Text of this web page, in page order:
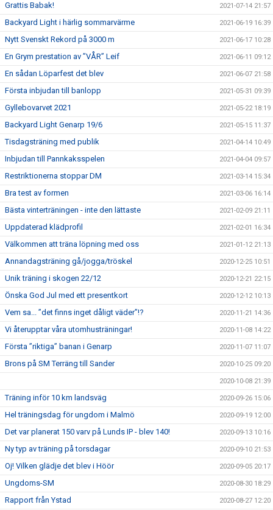
Grattis Babak! 2021-07-14 21:57
Backyard Light i härlig sommarvärme 2021-06-19 16:39
Nytt Svenskt Rekord på 3000 m 2021-06-17 10:28
En Grym prestation av ”VÅR” Leif 2021-06-11 09:12
En sådan Löparfest det blev 2021-06-07 21:58
Första inbjudan till banlopp 2021-05-31 09:39
Gyllebovarvet 2021 2021-05-22 18:19
Backyard Light Genarp 19/6 2021-05-15 11:37
Tisdagsträning med publik 2021-04-14 10:49
Inbjudan till Pannkaksspelen 2021-04-04 09:57
Restriktionerna stoppar DM 2021-03-14 15:34
Bra test av formen 2021-03-06 16:14
Bästa vinterträningen - inte den lättaste 2021-02-09 21:11
Uppdaterad klädprofil 2021-02-01 16:34
Välkommen att träna löpning med oss 2021-01-12 21:13
Annandagsträning gå/jogga/tröskel 2020-12-25 10:51
Unik träning i skogen 22/12 2020-12-21 22:15
Önska God Jul med ett presentkort 2020-12-12 10:13
Vem sa... ”det finns inget dåligt väder”!? 2020-11-21 14:36
Vi återupptar våra utomhusträningar! 2020-11-08 14:22
Första ”riktiga” banan i Genarp 2020-11-07 11:07
Brons på SM Terräng till Sander 2020-10-25 09:20
2020-10-08 21:39
Träning inför 10 km landsväg 2020-09-26 15:06
Hel träningsdag för ungdom i Malmö 2020-09-19 12:00
Det var planerat 150 varv på Lunds IP - blev 140! 2020-09-13 10:16
Ny typ av träning på torsdagar 2020-09-10 21:53
Oj! Vilken glädje det blev i Höör 2020-09-05 20:17
Ungdoms-SM 2020-08-30 18:29
Rapport från Ystad 2020-08-27 12:20